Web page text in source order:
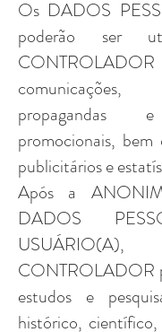
Os DADOS
poderão ser
propagandas
promocionais,
publicitários e
Após a
DADOS
CONTROLADOR
estudos e
histórico,